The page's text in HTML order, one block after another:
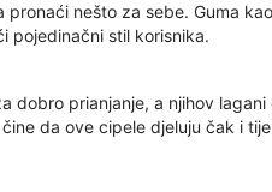
nešto za sebe. Guma kao
pojedinačni stil korisnika.
dobro prianjanje, a njihov lagani
da ove cipele djeluju čak i